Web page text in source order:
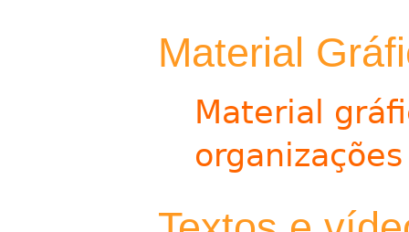
Material
Material